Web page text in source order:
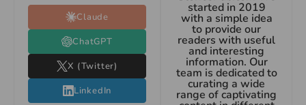
Claude
ChatGPT
X (Twitter)
LinkedIn
started in 2019
with a simple idea
to provide our
readers with useful
and interesting
information. Our
team is dedicated to
curating a wide
range of captivating